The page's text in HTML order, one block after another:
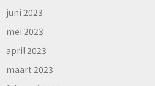
juni 2023
mei 2023
april 2023
maart 2023